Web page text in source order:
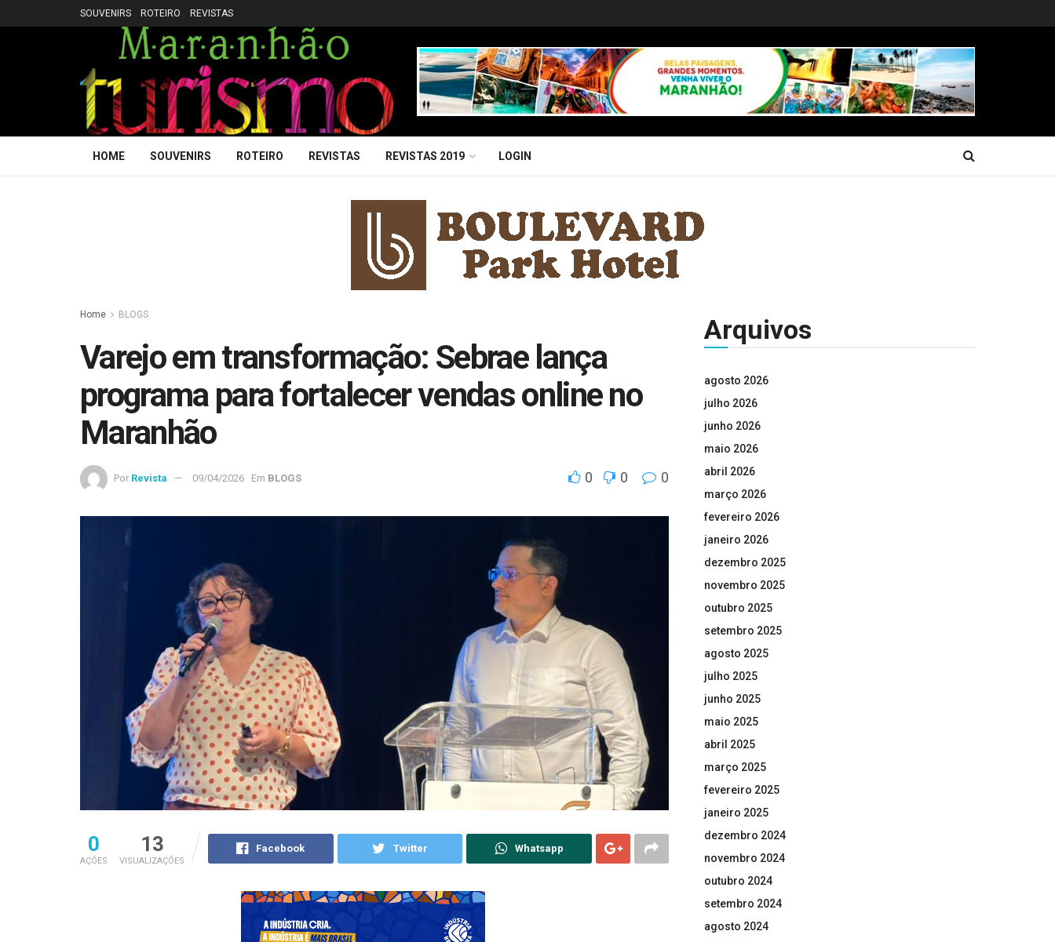
SOUVENIRS ROTEIRO REVISTAS
HOME SOUVENIRS ROTEIRO REVISTAS REVISTAS 2019 LOGIN
Home BLOGS
Varejo em transformação: Sebrae lança
programa para fortalecer vendas online no
Maranhão
Por Revista 09/04/2026 Em BLOGS 0 0 0
0
AÇÕES
13
VISUALIZAÇÕES
Facebook Twitter Whatsapp
Arquivos
agosto 2026
julho 2026
junho 2026
maio 2026
abril 2026
março 2026
fevereiro 2026
janeiro 2026
dezembro 2025
novembro 2025
outubro 2025
setembro 2025
agosto 2025
julho 2025
junho 2025
maio 2025
abril 2025
março 2025
fevereiro 2025
janeiro 2025
dezembro 2024
novembro 2024
outubro 2024
setembro 2024
agosto 2024